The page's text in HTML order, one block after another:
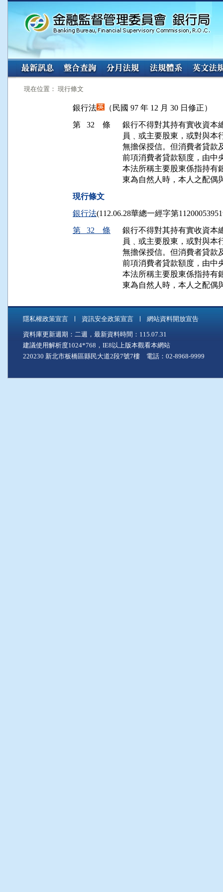
:::
現在位置： 現行條文
銀行法
（民國 97 年 12 月 30 日修正）
第 32 條
銀行不得對其持有實收資本
員﹑或主要股東，或對與本
無擔保授信。但消費者貸款
前項消費者貸款額度，由中
本法所稱主要股東係指持有
東為自然人時，本人之配偶
現行條文
銀行法(112.06.28華總一經字第
第 32 條
銀行不得對其持有實收資本
員﹑或主要股東，或對與本
無擔保授信。但消費者貸款
前項消費者貸款額度，由中
本法所稱主要股東係指持有
東為自然人時，本人之配偶
隱私權政策宣言 資訊安全政策宣言 網站資料開放宣告
資料庫更新週期：二週，最新資料時間：115.07.31
建議使用解析度1024*768，IE8以上版本觀看本網站
220230 新北市板橋區縣民大道2段7號7樓 電話：02-8968-9999